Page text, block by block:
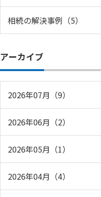
相続の解決事例（5）
アーカイブ
2026年07月（9）
2026年06月（2）
2026年05月（1）
2026年04月（4）